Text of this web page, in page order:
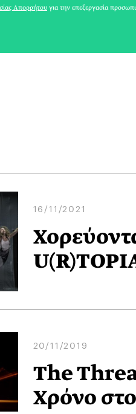
16/11/2021
20/11/2019
The
Χρόνο
Απορρήτουγια την επεξεργασία